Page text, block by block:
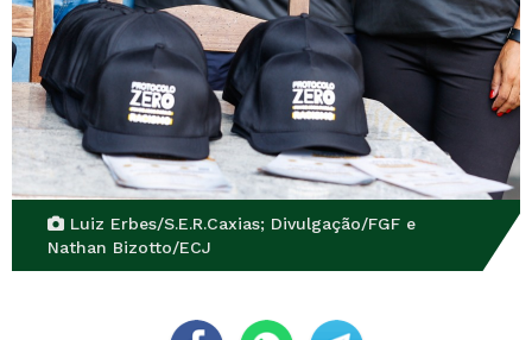
Luiz Erbes/S.E.R.Caxias; Divulgação/FGF e
Nathan Bizotto/ECJ